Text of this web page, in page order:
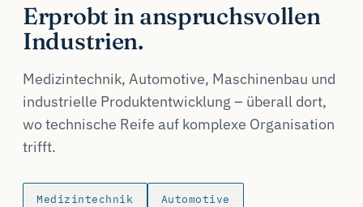
Erprobt in anspruchsvollen
Industrien.
Medizintechnik, Automotive, Maschinenbau und
industrielle Produktentwicklung – überall dort,
wo technische Reife auf komplexe Organisation
trifft.
Medizintechnik Automotive